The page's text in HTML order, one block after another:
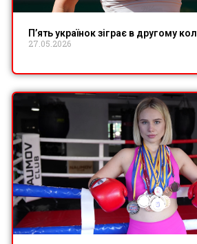
П’ять українок зіграє в другому
27.05.2026